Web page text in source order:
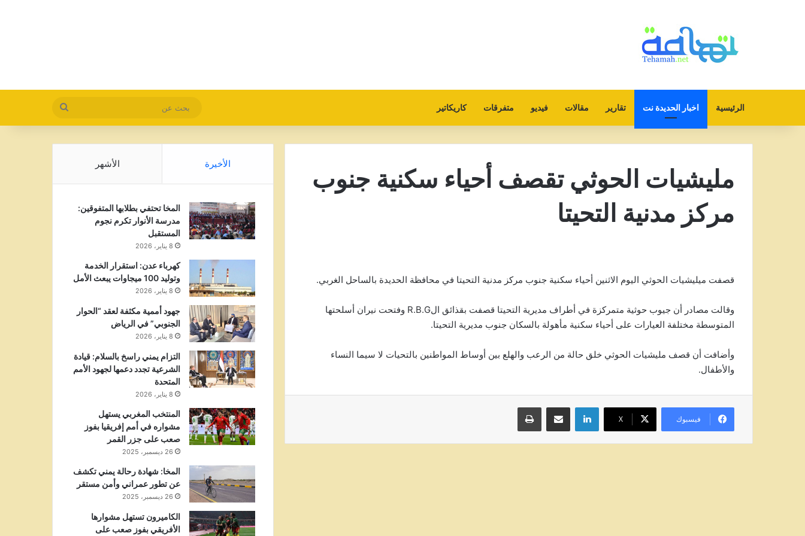
الرئيسية اخبار الحديدة نت تقارير مقالات فيديو متفرقات كاريكاتير
بحث
عن
مليشيات الحوثي تقصف أحياء سكنية جنوب
مركز مدنية التحيتا
قصفت ميليشيات الحوثي اليوم الاثنين أحياء سكنية جنوب مركز مدنية التحيتا في محافظة الحديدة بالساحل الغربي.
وقالت مصادر أن جيوب حوثية متمركزة في أطراف مديرية التحيتا قصفت بقذائق الR.B.G وفتحت نيران أسلحتها
المتوسطة مختلفة العيارات على أحياء سكنية مأهولة بالسكان جنوب مديرية التحيتا.
وأضافت أن قصف مليشيات الحوثي خلق حالة من الرعب والهلع بين أوساط المواطنين بالتحيات لا سيما النساء
والأطفال.
فيسبوك ‫X
لينكدإن مشاركة عبر البريد طباعة
الأخيرة الأشهر
المخا تحتفي بطلابها المتفوقين:
مدرسة الأنوار تكرم نجوم
المستقبل
8 يناير، 2026
كهرباء عدن: استقرار الخدمة
وتوليد 100 ميجاوات يبعث الأمل
8 يناير، 2026
جهود أممية مكثفة لعقد “الحوار
الجنوبي” في الرياض
8 يناير، 2026
التزام يمني راسخ بالسلام: قيادة
الشرعية تجدد دعمها لجهود الأمم
المتحدة
8 يناير، 2026
المنتخب المغربي يستهل
مشواره في أمم إفريقيا بفوز
صعب على جزر القمر
26 ديسمبر، 2025
المخا: شهادة رحالة يمني تكشف
عن تطور عمراني وأمن مستقر
26 ديسمبر، 2025
الكاميرون تستهل مشوارها
الأفريقي بفوز صعب على